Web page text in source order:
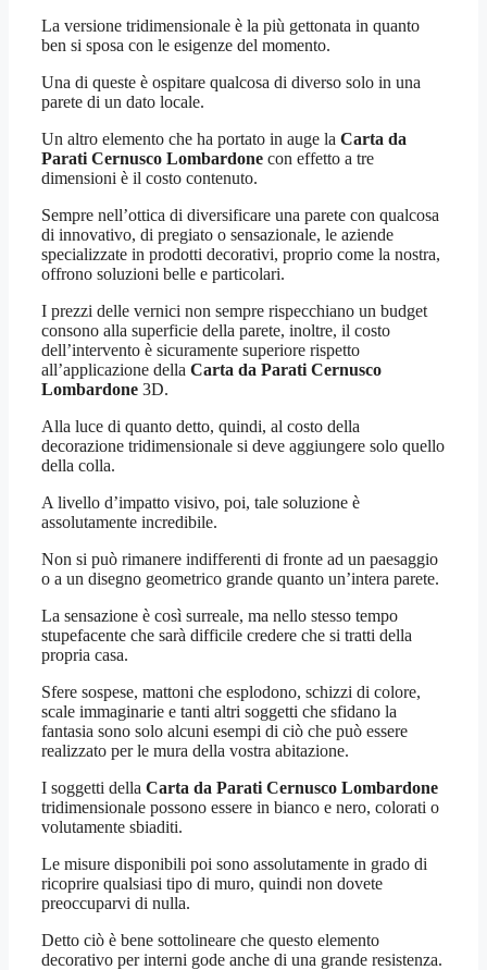
La versione tridimensionale è la più gettonata in quanto
ben si sposa con le esigenze del momento.
Una di queste è ospitare qualcosa di diverso solo in una
parete di un dato locale.
Un altro elemento che ha portato in auge la Carta da
Parati Cernusco Lombardone con effetto a tre
dimensioni è il costo contenuto.
Sempre nell’ottica di diversificare una parete con qualcosa
di innovativo, di pregiato o sensazionale, le aziende
specializzate in prodotti decorativi, proprio come la nostra,
offrono soluzioni belle e particolari.
I prezzi delle vernici non sempre rispecchiano un budget
consono alla superficie della parete, inoltre, il costo
dell’intervento è sicuramente superiore rispetto
all’applicazione della Carta da Parati Cernusco
Lombardone 3D.
Alla luce di quanto detto, quindi, al costo della
decorazione tridimensionale si deve aggiungere solo quello
della colla.
A livello d’impatto visivo, poi, tale soluzione è
assolutamente incredibile.
Non si può rimanere indifferenti di fronte ad un paesaggio
o a un disegno geometrico grande quanto un’intera parete.
La sensazione è così surreale, ma nello stesso tempo
stupefacente che sarà difficile credere che si tratti della
propria casa.
Sfere sospese, mattoni che esplodono, schizzi di colore,
scale immaginarie e tanti altri soggetti che sfidano la
fantasia sono solo alcuni esempi di ciò che può essere
realizzato per le mura della vostra abitazione.
I soggetti della Carta da Parati Cernusco Lombardone
tridimensionale possono essere in bianco e nero, colorati o
volutamente sbiaditi.
Le misure disponibili poi sono assolutamente in grado di
ricoprire qualsiasi tipo di muro, quindi non dovete
preoccuparvi di nulla.
Detto ciò è bene sottolineare che questo elemento
decorativo per interni gode anche di una grande resistenza.